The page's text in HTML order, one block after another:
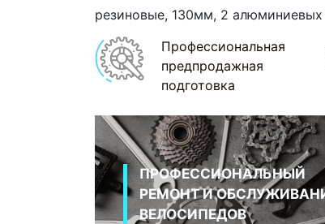
резиновые, 130мм, 2 алюминиевых
Профессиональная
предпродажная
подготовка
ПРОФЕССИОНАЛЬНЫЙ
РЕМОНТ И
ВЕЛОСИПЕДОВ